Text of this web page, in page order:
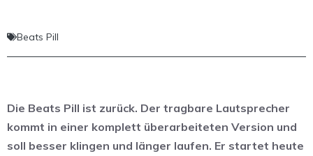
Beats Pill
Die Beats Pill ist zurück. Der tragbare Lautsprecher
kommt in einer komplett überarbeiteten Version und
soll besser klingen und länger laufen. Er startet heute